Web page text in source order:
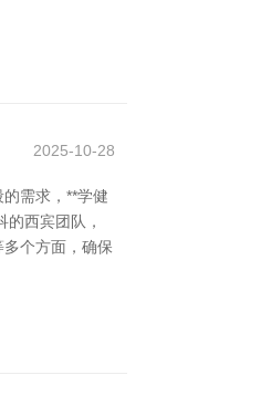
2025-10-28
需求，**学健
西宾团队，
个方面，确保